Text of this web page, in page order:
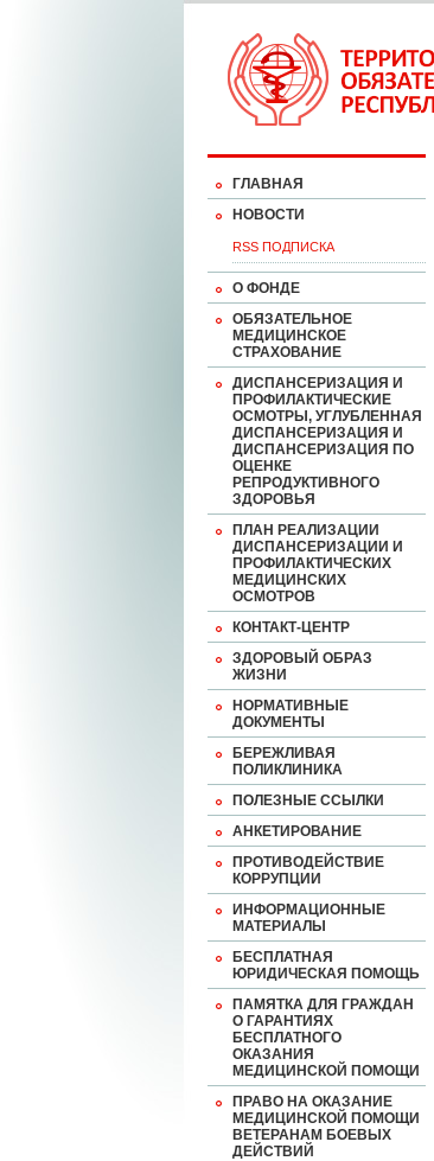
ГЛАВНАЯ
НОВОСТИ
RSS ПОДПИСКА
О ФОНДЕ
ОБЯЗАТЕЛЬНОЕ
МЕДИЦИНСКОЕ
СТРАХОВАНИЕ
ДИСПАНСЕРИЗАЦИЯ И
ПРОФИЛАКТИЧЕСКИЕ
ОСМОТРЫ, УГЛУБЛЕННАЯ
ДИСПАНСЕРИЗАЦИЯ И
ДИСПАНСЕРИЗАЦИЯ ПО
ОЦЕНКЕ
РЕПРОДУКТИВНОГО
ЗДОРОВЬЯ
ПЛАН РЕАЛИЗАЦИИ
ДИСПАНСЕРИЗАЦИИ И
ПРОФИЛАКТИЧЕСКИХ
МЕДИЦИНСКИХ
ОСМОТРОВ
КОНТАКТ-ЦЕНТР
ЗДОРОВЫЙ ОБРАЗ
ЖИЗНИ
НОРМАТИВНЫЕ
ДОКУМЕНТЫ
БЕРЕЖЛИВАЯ
ПОЛИКЛИНИКА
ПОЛЕЗНЫЕ ССЫЛКИ
АНКЕТИРОВАНИЕ
ПРОТИВОДЕЙСТВИЕ
КОРРУПЦИИ
ИНФОРМАЦИОННЫЕ
МАТЕРИАЛЫ
БЕСПЛАТНАЯ
ЮРИДИЧЕСКАЯ ПОМОЩЬ
ПАМЯТКА ДЛЯ ГРАЖДАН
О ГАРАНТИЯХ
БЕСПЛАТНОГО
ОКАЗАНИЯ
МЕДИЦИНСКОЙ ПОМОЩИ
ПРАВО НА ОКАЗАНИЕ
МЕДИЦИНСКОЙ ПОМОЩИ
ВЕТЕРАНАМ БОЕВЫХ
ДЕЙСТВИЙ